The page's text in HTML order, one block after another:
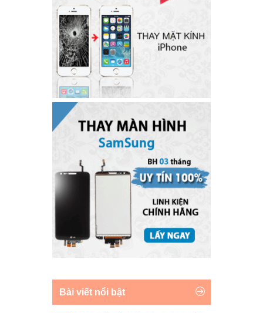
Bài viết nổi bật